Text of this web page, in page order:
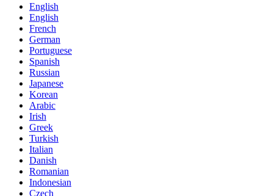
English
English
French
German
Portuguese
Spanish
Russian
Japanese
Korean
Arabic
Irish
Greek
Turkish
Italian
Danish
Romanian
Indonesian
Czech